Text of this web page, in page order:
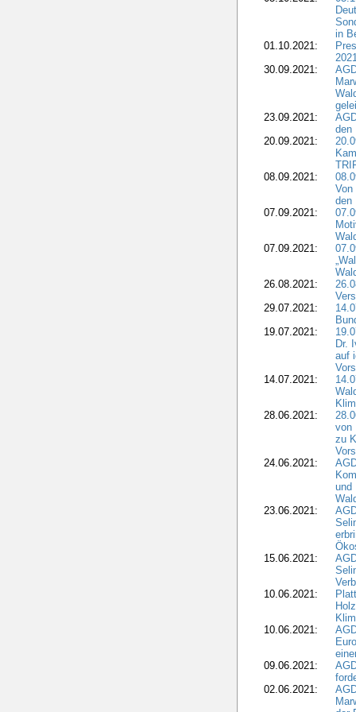
in
01.10.2021:
30.09.2021:
23.09.2021:
den
20.09.2021:
08.09.2021:
den
07.09.2021:
07.09.2021:
26.08.2021:
29.07.2021:
19.07.2021:
Dr.
auf
14.07.2021:
28.06.2021:
von
zu
24.06.2021:
und
23.06.2021:
15.06.2021:
10.06.2021:
10.06.2021:
09.06.2021:
02.06.2021: